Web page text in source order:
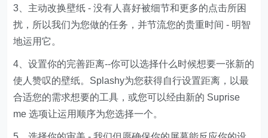
3、主动改换壁纸 - 没有人喜好被细节和更多的点击所困
扰，所以我们为您做的任务，并节流您的贵重时间 - 明智
地运用它。
4、设置你的完善距离--你可以选择什么时候想要一张新的
使人赞叹的壁纸。Splashy为您获得自行设置距离，以最
合适您的需求想要的工具，或您可以经由新的 Suprise
me 选项让运用顺序为您选择一个。